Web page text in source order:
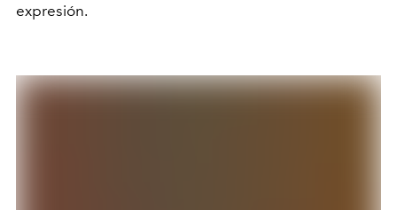
expresión.